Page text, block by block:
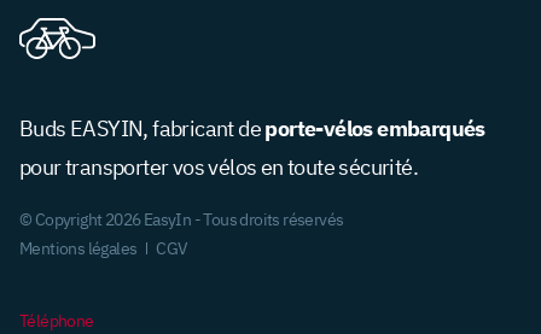
Buds EASYIN, fabricant deporte-vélos embarqués
pour transporter vos vélos en toute sécurité.
© Copyright 2026 EasyIn - Tous droits réservés
Mentions légales
CGV
Téléphone